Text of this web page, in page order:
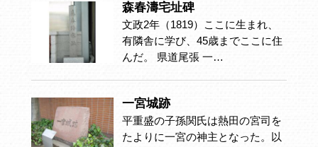
森春濤宅址碑
文政2年（1819）ここに生まれ、
有隣舎に学び、45歳までここに住
んだ。 県道尾張 一…
一宮城跡
平重盛の子孫関氏は熱田の宮司を
たよりに一宮の神主となった。以